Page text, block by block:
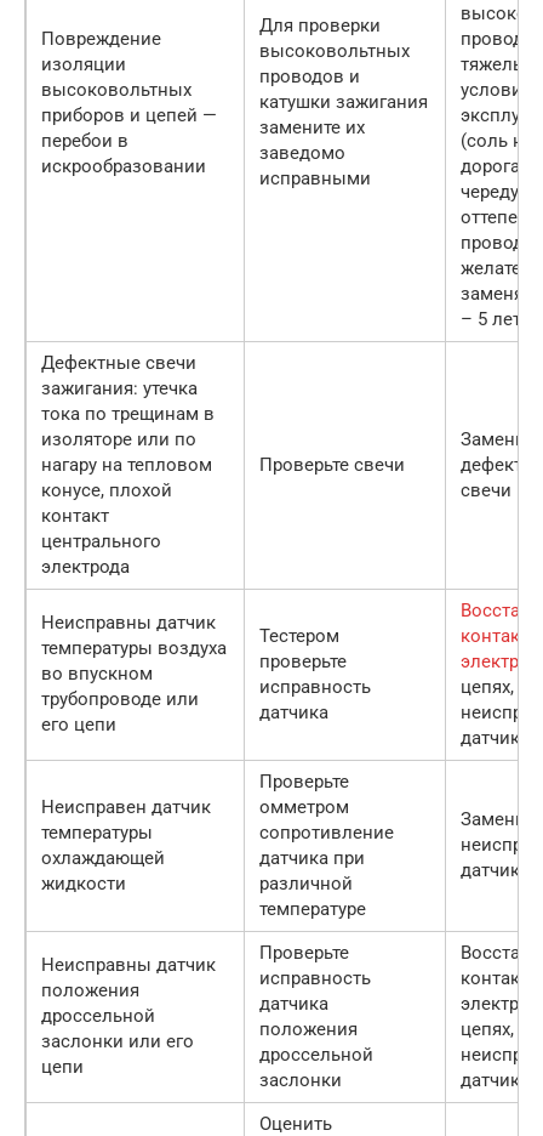
Повреждение
изоляции
высоковольтных
приборов и цепей —
перебои в
искрообразовании
Для проверки
высоковольтных
проводов и
катушки зажигания
замените их
заведомо
исправными
провода.
тяжелых
условиях
(соль на
дорогах,
провода
– 5 лет
Дефектные свечи
зажигания: утечка
тока по трещинам в
изоляторе или по
нагару на тепловом
конусе, плохой
контакт
центрального
электрода
Проверьте свечи
Замените
свечи
Неисправны датчик
температуры воздуха
во впускном
трубопроводе или
его цепи
Тестером
проверьте
исправность
датчика
контакт в
цепях,
датчик
Неисправен датчик
температуры
охлаждающей
жидкости
Проверьте
омметром
сопротивление
датчика при
различной
температуре
Замените
датчик
Неисправны датчик
положения
дроссельной
заслонки или его
цепи
Проверьте
исправность
датчика
положения
дроссельной
заслонки
контакт в
цепях,
датчик
Оценить